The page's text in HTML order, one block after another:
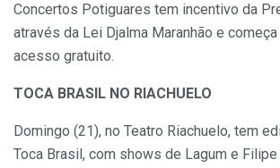
Concertos Potiguares tem incentivo da
através da Lei Djalma Maranhão e
acesso gratuito.
TOCA BRASIL NO RIACHUELO
Domingo (21), no Teatro Riachuelo, tem
Toca Brasil, com shows de Lagum e Filipe